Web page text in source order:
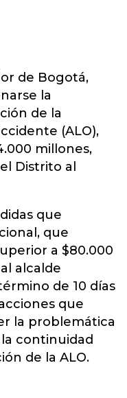
de Bogotá,
la
de la
(ALO),
millones,
Distrito al
que
que
a $80.000
alcalde
de 10 días
que
la problemática
continuidad
de la ALO.